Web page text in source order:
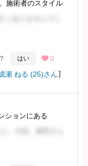
施術者のスタイル
体型でした。ベビ
。
録
はい  0
瀬 ねる (25)さん】
ションにある
く、Twitterに加え